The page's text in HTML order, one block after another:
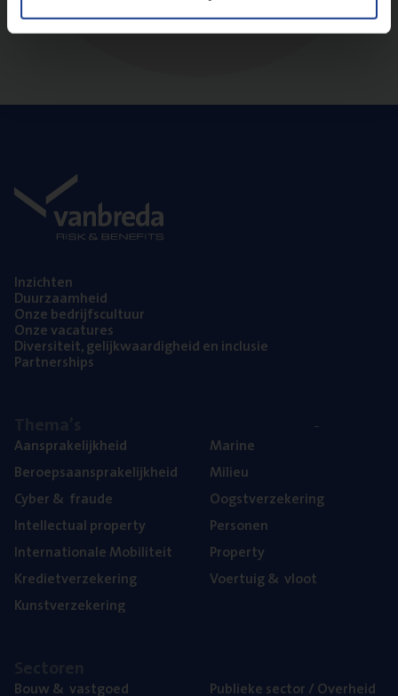
Inzich­ten
Duur­zaam­heid
Onze bedrijfs­cul­tuur
Onze vaca­tu­res
Diver­si­teit, gelijk­waar­dig­heid en inclusie
Part­ner­ships
Aan­spra­ke­lijk­heid
Beroeps­aan­spra­ke­lijk­heid
Cyber& fraude
Intel­lec­tu­al property
Inter­na­ti­o­na­le Mobiliteit
Kre­diet­ver­ze­ke­ring
Kunst­ver­ze­ke­ring
Mari­ne
Mili­eu
Oogst­ver­ze­ke­ring
Per­so­nen
Pro­per­ty
Voer­tuig& vloot
Bouw& vastgoed
Publie­ke sec­tor / Overheid